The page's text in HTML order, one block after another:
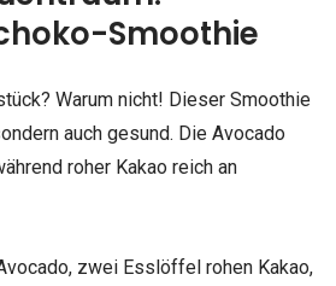
Smoothie
Warum nicht! Dieser Smoothie
auch gesund. Die Avocado
roher Kakao reich an
zwei Esslöffel rohen Kakao,